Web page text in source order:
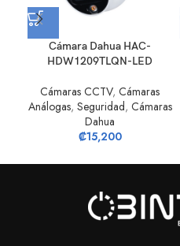
Cámara Dahua HAC-
HDW1209TLQN-LED
Cámaras CCTV, Cámaras
Análogas, Seguridad, Cámaras
Dahua
₡15,200